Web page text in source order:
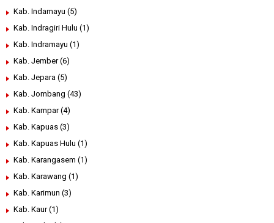
Kab. Indamayu (5)
Kab. Indragiri Hulu (1)
Kab. Indramayu (1)
Kab. Jember (6)
Kab. Jepara (5)
Kab. Jombang (43)
Kab. Kampar (4)
Kab. Kapuas (3)
Kab. Kapuas Hulu (1)
Kab. Karangasem (1)
Kab. Karawang (1)
Kab. Karimun (3)
Kab. Kaur (1)